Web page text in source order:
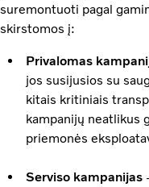
suremontuoti pagal
skirstomos į:
Privalomas
jos susijusios su
kitais kritiniais
kampanijų neatlikus
priemonės
Serviso kampanijas